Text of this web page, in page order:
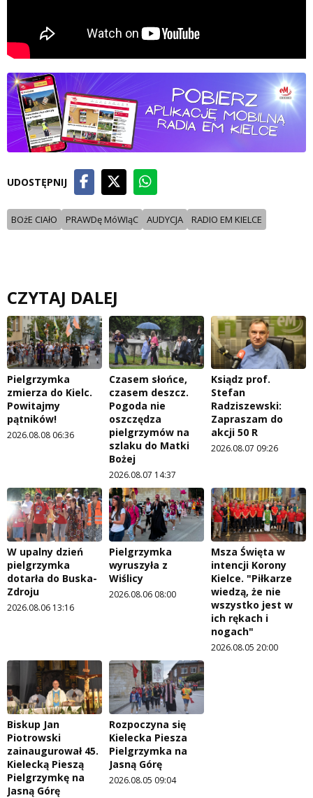
UDOSTĘPNIJ
BOżE CIAłO PRAWDę MóWIąC AUDYCJA RADIO EM KIELCE
CZYTAJ DALEJ
Pielgrzymka
zmierza do Kielc.
Powitajmy
pątników!
2026.08.08 06:36
Czasem słońce,
czasem deszcz.
Pogoda nie
oszczędza
pielgrzymów na
szlaku do Matki
Bożej
2026.08.07 14:37
Ksiądz prof.
Stefan
Radziszewski:
Zapraszam do
akcji 50 R
2026.08.07 09:26
W upalny dzień
pielgrzymka
dotarła do Buska-
Zdroju
2026.08.06 13:16
Pielgrzymka
wyruszyła z
Wiślicy
2026.08.06 08:00
Msza Święta w
intencji Korony
Kielce. "Piłkarze
wiedzą, że nie
wszystko jest w
ich rękach i
nogach"
2026.08.05 20:00
Biskup Jan
Piotrowski
zainaugurował 45.
Kielecką Pieszą
Pielgrzymkę na
Jasną Górę
Rozpoczyna się
Kielecka Piesza
Pielgrzymka na
Jasną Górę
2026.08.05 09:04